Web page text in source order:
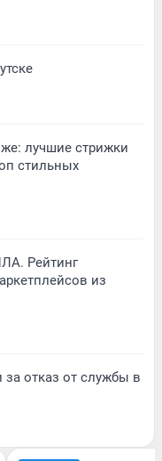
лучшие стрижки
стильных
Рейтинг
из
отказ от службы в